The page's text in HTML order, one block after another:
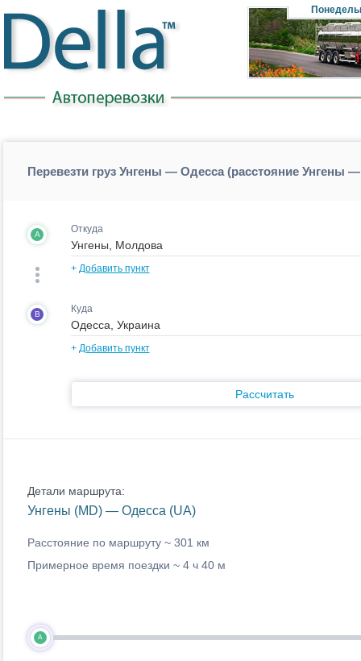
Перевезти груз Унгены — Одесса (расстояние Унгены
A Откуда
+ Добавить пункт
B Куда
+ Добавить пункт
Рассчитать
Детали маршрута:
Унгены (MD) — Одесса (UA)
Расстояние по маршруту ~ 301 км
Примерное время поездки ~ 4 ч 40 м
A